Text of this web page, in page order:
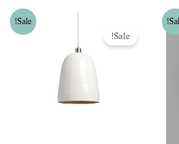
Sale!
Sale!
המקורי
היה:
₪1,250.00.